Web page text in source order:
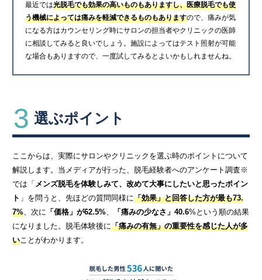
最近では光脱毛でも効果の高いものもありますし、医療脱毛でも使
う機械によっては痛みを軽減できるものもありますので、痛みが気
になる方はカウンセリング時にサロンの担当者やクリニックの医師
に相談してみると良いでしょう。施設によってはテスト照射が可能
な場合もありますので、一度試してみるとよいかもしれませんね。
3 選ぶポイント
ここからは、実際にサロンやクリニックを選ぶ時のポイントについて
解説します。当メディアが行った、脱毛経験者へのアンケート調査※
では「 メンズ脱毛を体験しみて、改めて大事にしたいと思ったポイン
ト 」を問うと、先ほどの質問同様に「効果」と回答した方が最も73.
7%、次に 「価格」が62.5%、 「痛みの少なさ」40.6%という順の結果
になりました。脱毛体験後に「痛みの有無」の重要性を感じた人が多
いことがわかります。